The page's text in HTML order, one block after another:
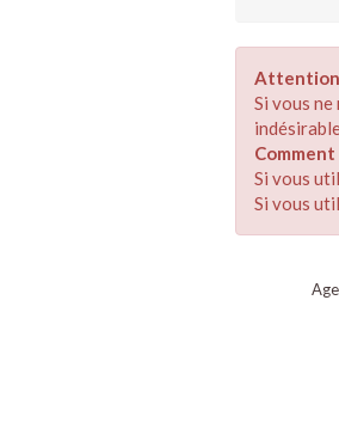
Si vous
Si vous
Si vous